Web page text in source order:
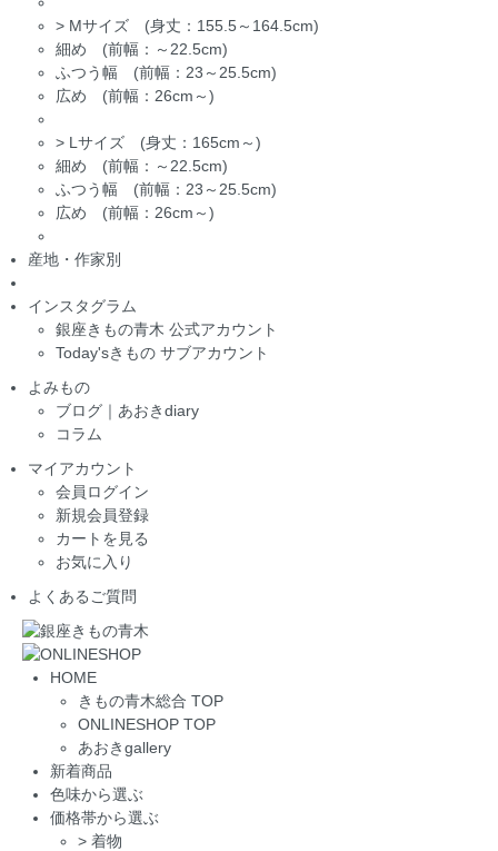
> Mサイズ (身丈：155.5～164.5cm)
細め (前幅：～22.5cm)
ふつう幅 (前幅：23～25.5cm)
広め (前幅：26cm～)
> Lサイズ (身丈：165cm～)
細め (前幅：～22.5cm)
ふつう幅 (前幅：23～25.5cm)
広め (前幅：26cm～)
産地・作家別
インスタグラム
銀座きもの青木 公式アカウント
Today'sきもの サブアカウント
よみもの
ブログ｜あおきdiary
コラム
マイアカウント
会員ログイン
新規会員登録
カートを見る
お気に入り
よくあるご質問
HOME
きもの青木総合 TOP
ONLINESHOP TOP
あおきgallery
新着商品
色味から選ぶ
価格帯から選ぶ
> 着物